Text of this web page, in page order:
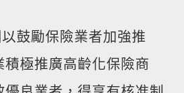
鼓勵保險業者加強推
積極推廣高齡化保險商